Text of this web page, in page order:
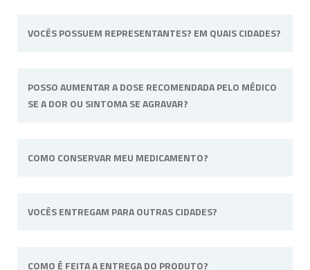
VOCÊS POSSUEM REPRESENTANTES? EM QUAIS CIDADES?
unidade física fica situada em Ribeirão Preto,
interior de São Paulo.
POSSO AUMENTAR A DOSE RECOMENDADA PELO MÉDICO
SE A DOR OU SINTOMA SE AGRAVAR?
acompanha para alterar a dose ou posologia
COMO CONSERVAR MEU MEDICAMENTO?
a fórmula tiver uma necessidade específica irá
VOCÊS ENTREGAM PARA OUTRAS CIDADES?
do território nacional.
COMO É FEITA A ENTREGA DO PRODUTO?